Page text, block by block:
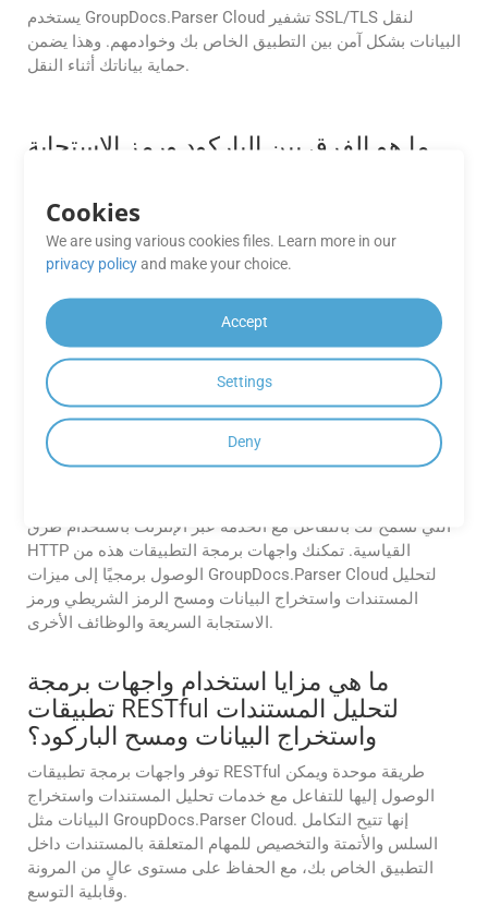
يستخدم GroupDocs.Parser Cloud تشفير SSL/TLS لنقل
البيانات بشكل آمن بين التطبيق الخاص بك وخوادمهم. وهذا يضمن
حماية بياناتك أثناء النقل.
ما هو الفرق بين الباركود ورمز الاستجابة
الرموز الشريطية هي تمثيلات بيانات أحادية البعد باستخدام
خطوط متفاوتة العرض، غالبًا ما تستخدم لتحديد المنتج الأساسي،
في حين أن رموز QR عبارة عن رموز شريطية مصفوفية ثنائية
لأغراض تفاعلية مثل ربط URL وتفاصيل الاتصال، تسويق.
ما هي واجهات برمجة تطبيقات RESTful،
وكيف ترتبط بـ GroupDocs.Parser
Cloud؟
RESTful APIs (نقل الحالة التمثيلية) هي مجموعة من المبادئ
التي تسمح لك بالتفاعل مع الخدمة عبر الإنترنت باستخدام طرق
HTTP القياسية. تمكنك واجهات برمجة التطبيقات هذه من
الوصول برمجيًا إلى ميزات GroupDocs.Parser Cloud لتحليل
المستندات واستخراج البيانات ومسح الرمز الشريطي ورمز
الاستجابة السريعة والوظائف الأخرى.
ما هي مزايا استخدام واجهات برمجة
تطبيقات RESTful لتحليل المستندات
واستخراج البيانات ومسح الباركود؟
توفر واجهات برمجة تطبيقات RESTful طريقة موحدة ويمكن
الوصول إليها للتفاعل مع خدمات تحليل المستندات واستخراج
البيانات مثل GroupDocs.Parser Cloud. إنها تتيح التكامل
السلس والأتمتة والتخصيص للمهام المتعلقة بالمستندات داخل
التطبيق الخاص بك، مع الحفاظ على مستوى عالٍ من المرونة
وقابلية التوسع.
Cookies
We are using various cookies files. Learn more in our
privacy policyand make your choice.
Accept
Settings
Deny